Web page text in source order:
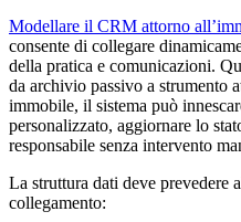
Modellare il CRM attorno
consente di collegare
della pratica e comunicazioni.
da archivio passivo a strumento
immobile, il sistema può
personalizzato, aggiornare lo
responsabile senza intervento
La struttura dati deve prevedere
collegamento: